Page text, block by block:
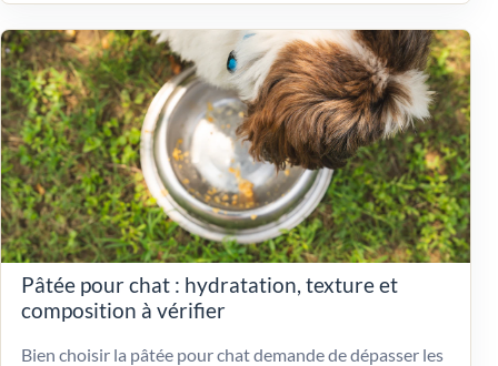
Pâtée pour chat : hydratation, texture et
composition à vérifier
Bien choisir la pâtée pour chat demande de dépasser les